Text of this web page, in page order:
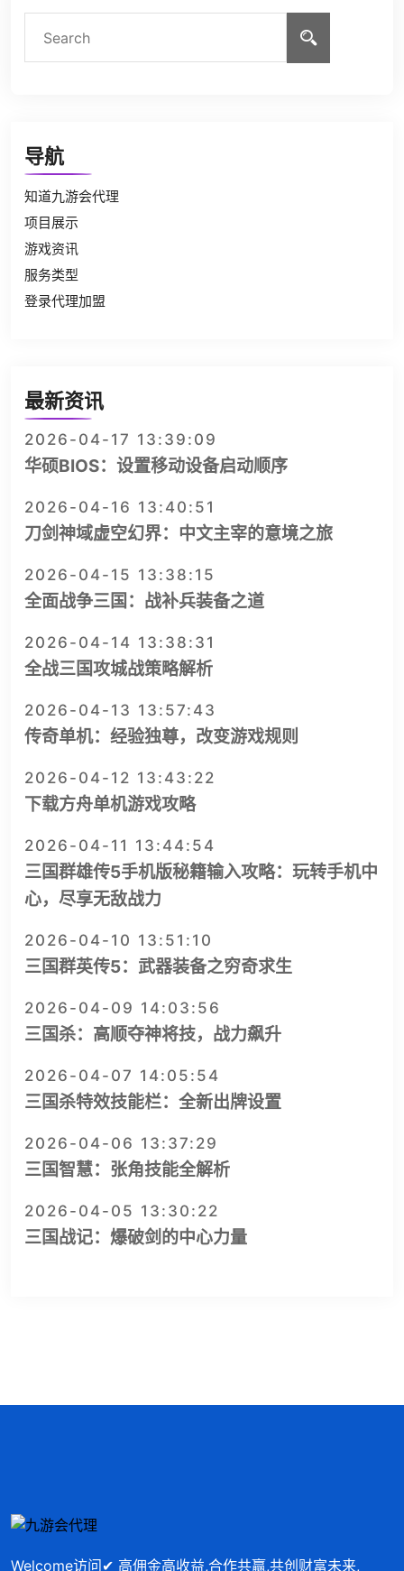
导航
知道九游会代理
项目展示
游戏资讯
服务类型
登录代理加盟
最新资讯
2026-04-17 13:39:09
华硕BIOS：设置移动设备启动顺序
2026-04-16 13:40:51
刀剑神域虚空幻界：中文主宰的意境之旅
2026-04-15 13:38:15
全面战争三国：战补兵装备之道
2026-04-14 13:38:31
全战三国攻城战策略解析
2026-04-13 13:57:43
传奇单机：经验独尊，改变游戏规则
2026-04-12 13:43:22
下载方舟单机游戏攻略
2026-04-11 13:44:54
三国群雄传5手机版秘籍输入攻略：玩转手机中
心，尽享无敌战力
2026-04-10 13:51:10
三国群英传5：武器装备之穷奇求生
2026-04-09 14:03:56
三国杀：高顺夺神将技，战力飙升
2026-04-07 14:05:54
三国杀特效技能栏：全新出牌设置
2026-04-06 13:37:29
三国智慧：张角技能全解析
2026-04-05 13:30:22
三国战记：爆破剑的中心力量
Welcome访问✔ 高佣金高收益,合作共赢,共创财富未来,